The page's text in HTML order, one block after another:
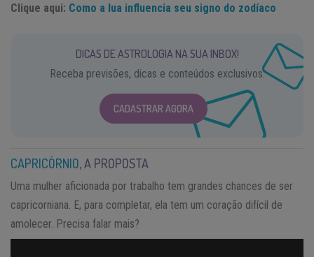
Clique aqui: Como a lua influencia seu signo do zodíaco
DICAS DE ASTROLOGIA NA SUA INBOX!
Receba previsões, dicas e conteúdos exclusivos.
CADASTRAR AGORA
CAPRICÓRNIO, A PROPOSTA
Uma mulher aficionada por trabalho tem grandes chances de ser
capricorniana. E, para completar, ela tem um coração difícil de
amolecer. Precisa falar mais?